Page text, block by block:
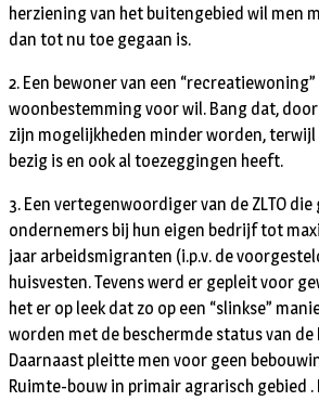
herziening van het buitengebied wil men
dan tot nu toe gegaan is.
2. Een bewoner van een
woonbestemming voor wil. Bang dat,
zijn mogelijkheden minder worden, terwijl
bezig is en ook al toezeggingen heeft.
3. Een vertegenwoordiger van de ZLTO
ondernemers bij hun eigen bedrijf tot
jaar arbeidsmigranten (i.p.v. de
huisvesten. Tevens werd er gepleit voor
het er op leek dat zo op een “slinkse”
worden met de beschermde status van de
Daarnaast pleitte men voor geen
Ruimte-bouw in primair agrarisch gebied